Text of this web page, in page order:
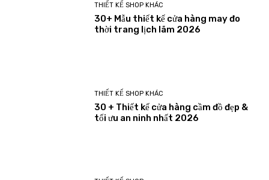
THIẾT KẾ SHOP KHÁC
30+ Mẫu thiết kế cửa hàng may đo
thời trang lịch lãm 2026
THIẾT KẾ SHOP KHÁC
30 + Thiết kế cửa hàng cầm đồ đẹp &
tối ưu an ninh nhất 2026